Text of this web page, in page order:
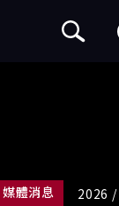
媒體消息 2026 /